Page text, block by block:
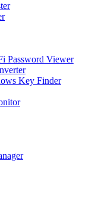
Password Viewer
Key Finder